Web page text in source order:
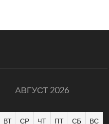
АВГУСТ 2026
ВТ СР ЧТ ПТ СБ ВС